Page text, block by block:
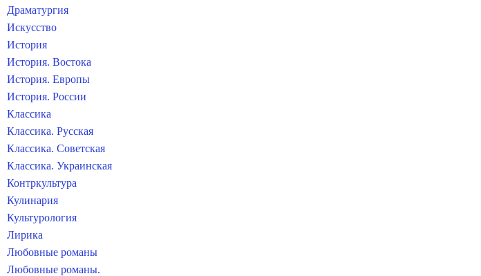
Драматургия
Искусство
История
История. Востока
История. Европы
История. России
Классика
Классика. Русская
Классика. Советская
Классика. Украинская
Контркультура
Кулинария
Культурология
Лирика
Любовные романы
Любовные романы.